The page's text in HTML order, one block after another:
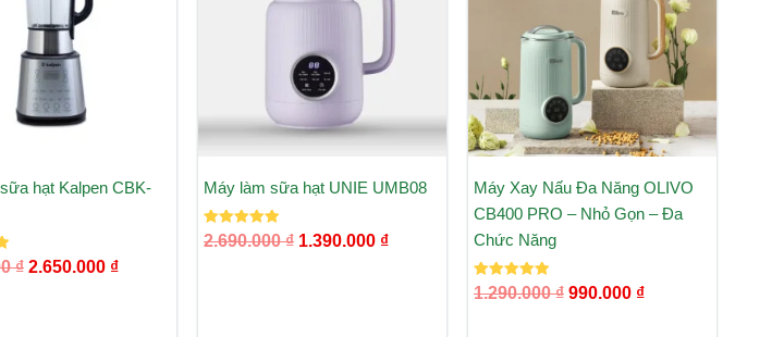
hạt Kalpen CBK-
₫ 2.650.000 ₫
Máy làm sữa hạt UNIE UMB08
Được xếp
hạng
2.690.000₫ 1.390.000 ₫
1.390.000 ₫.
Máy Xay Nấu Đa Năng OLIVO
CB400 PRO – Nhỏ Gọn – Đa
Chức Năng
Được xếp
hạng
1.290.000₫ 990.000 ₫
990.000 ₫.